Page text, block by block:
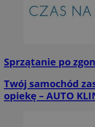
Sprzątanie po
Twój samochód
opiekę – AUTO